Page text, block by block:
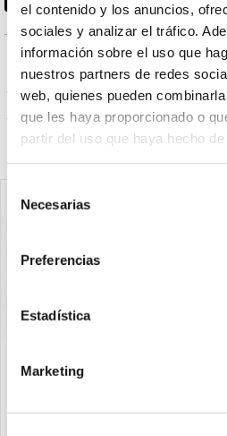
el contenido y los anuncios,
sociales y analizar el tráfico.
información sobre el uso que
nuestros partners de redes
web, quienes pueden
que les haya proporcionado o
partir del uso que haya hecho
Necesarias
Preferencias
Estadística
Marketing
PRODUCTOS RELACIONADOS
Gourmet